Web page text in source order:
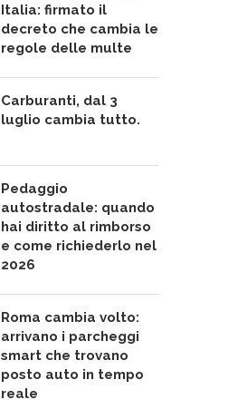
Italia: firmato il
decreto che cambia le
regole delle multe
Carburanti, dal 3
luglio cambia tutto.
Pedaggio
autostradale: quando
hai diritto al rimborso
e come richiederlo nel
2026
Roma cambia volto:
arrivano i parcheggi
smart che trovano
posto auto in tempo
reale